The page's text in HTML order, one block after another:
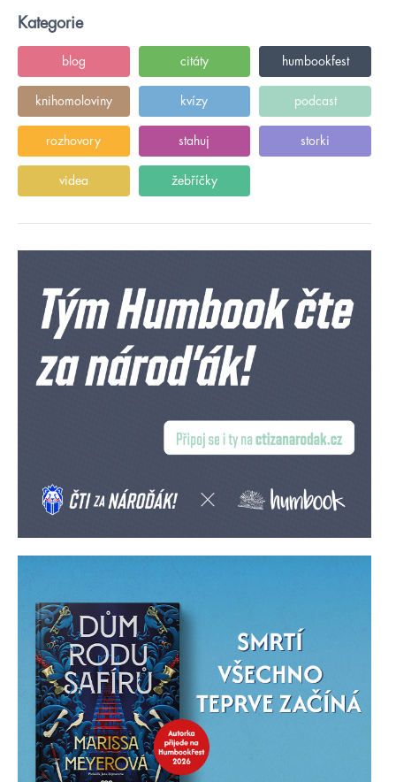
Kategorie
blog citáty humbookfest
knihomoloviny kvízy podcast
rozhovory stahuj storki
videa žebříčky